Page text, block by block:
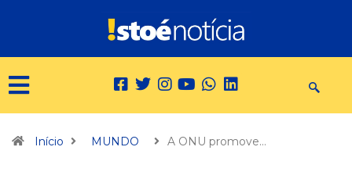
Início MUNDO A ONU promove…